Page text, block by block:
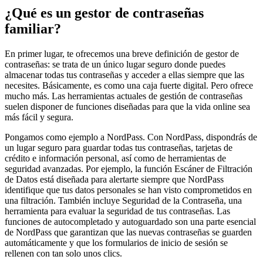
¿Qué es un gestor de contraseñas
familiar?
En primer lugar, te ofrecemos una breve definición de gestor de
contraseñas: se trata de un único lugar seguro donde puedes
almacenar todas tus contraseñas y acceder a ellas siempre que las
necesites. Básicamente, es como una caja fuerte digital. Pero ofrece
mucho más. Las herramientas actuales de gestión de contraseñas
suelen disponer de funciones diseñadas para que la vida online sea
más fácil y segura.
Pongamos como ejemplo a NordPass. Con NordPass, dispondrás de
un lugar seguro para guardar todas tus contraseñas, tarjetas de
crédito e información personal, así como de herramientas de
seguridad avanzadas. Por ejemplo, la función Escáner de Filtración
de Datos está diseñada para alertarte siempre que NordPass
identifique que tus datos personales se han visto comprometidos en
una filtración. También incluye Seguridad de la Contraseña, una
herramienta para evaluar la seguridad de tus contraseñas. Las
funciones de autocompletado y autoguardado son una parte esencial
de NordPass que garantizan que las nuevas contraseñas se guarden
automáticamente y que los formularios de inicio de sesión se
rellenen con tan solo unos clics.